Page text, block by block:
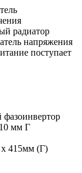
радиатор
напряжения
поступает
мм Г
415мм (Г)